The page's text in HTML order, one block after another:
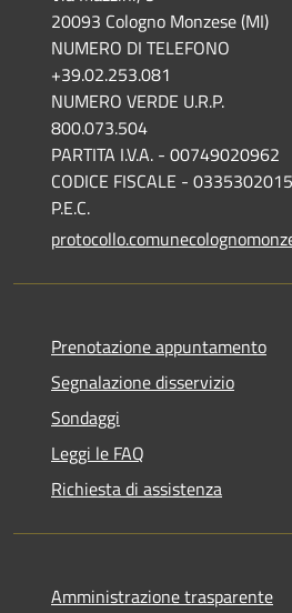
20093 Cologno Monzese (MI)
NUMERO DI TELEFONO
+39.02.253.081
NUMERO VERDE U.R.P.
800.073.504
PARTITA I.V.A. - 00749020962
CODICE FISCALE -
P.E.C.
Prenotazione appuntamento
Segnalazione disservizio
Sondaggi
Leggi le FAQ
Richiesta di assistenza
Amministrazione trasparente